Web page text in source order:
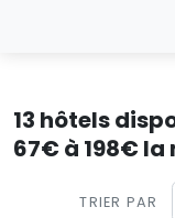
13 hôtels
67€ à 198€ la
TRIER PAR